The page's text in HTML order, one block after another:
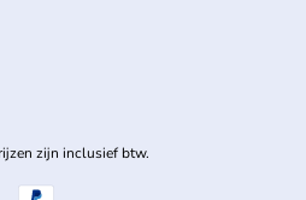
zijn inclusief btw.